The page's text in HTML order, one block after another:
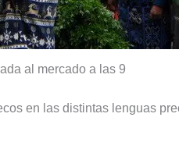
al mercado a las 9
en las distintas lenguas